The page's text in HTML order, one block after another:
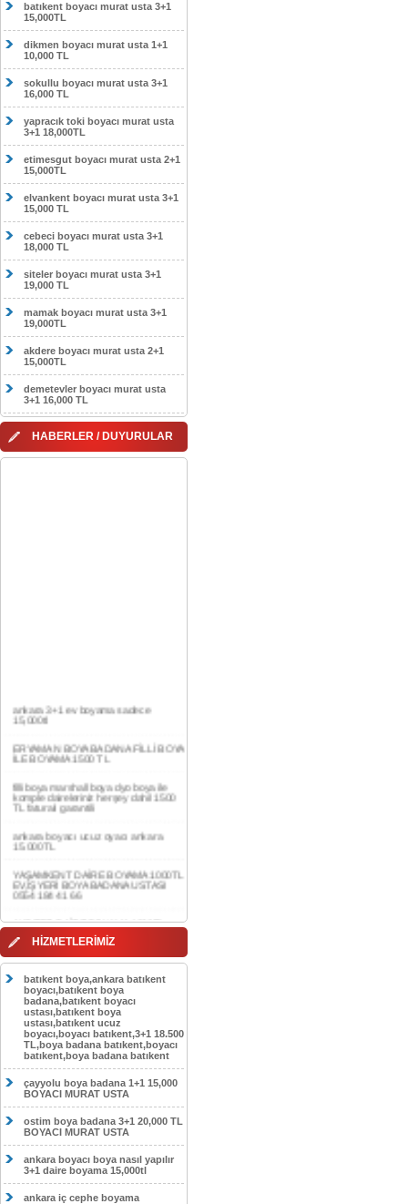
batıkent boyacı murat usta 3+1
15,000TL
dikmen boyacı murat usta 1+1
10,000 TL
sokullu boyacı murat usta 3+1
16,000 TL
yapracık toki boyacı murat usta
3+1 18,000TL
etimesgut boyacı murat usta 2+1
15,000TL
elvankent boyacı murat usta 3+1
15,000 TL
cebeci boyacı murat usta 3+1
18,000 TL
siteler boyacı murat usta 3+1
19,000 TL
mamak boyacı murat usta 3+1
19,000TL
akdere boyacı murat usta 2+1
15,000TL
demetevler boyacı murat usta
3+1 16,000 TL
HABERLER / DUYURULAR
ERYAMAN BOYA BADANA FİLLİ BOYA
İLE BOYAMA 1500 TL
filli boya marshall boya dyo boya ile
komple daireleriniz herşey dahil 1500
ankara boyacı ucuz oyacı ankara
15.000TL
YAŞAMKENT DAİRE BOYAMA 1000TL
EV,İŞYERİ BOYA BADANA USTASI
AKDERE DAİRE BOYAMA 1000TL
EV,İŞYERİ BOYA BADANA USTASI
CEBECİ DAİRE BOYAMA 1000TL
0554 184 41 66
HASKÖY DAİRE BOYAMA 1000TL
EV,İŞYERİ BOYA BADANA USTASI
0554 184 41 66
GÖLBAŞI DAİRE BOYAMA 1000TL
EV,İŞYERİ BOYA BADANA USTASI
0554 184 41 66
SOKULLU DAİRE BOYAMA 1000TL
EV,İŞYERİ BOYA BADANA USTASI
0554 184 41 66
HİZMETLERİMİZ
batıkent boya,ankara batıkent
boyacı,batıkent boya
badana,batıkent boyacı
ustası,batıkent boya
ustası,batıkent ucuz
boyacı,boyacı batıkent,3+1 18.500
TL,boya badana batıkent,boyacı
batıkent,boya badana batıkent
çayyolu boya badana 1+1 15,000
BOYACI MURAT USTA
ostim boya badana 3+1 20,000 TL
BOYACI MURAT USTA
ankara boyacı boya nasıl yapılır
3+1 daire boyama 15,000tl
ankara iç cephe boyama